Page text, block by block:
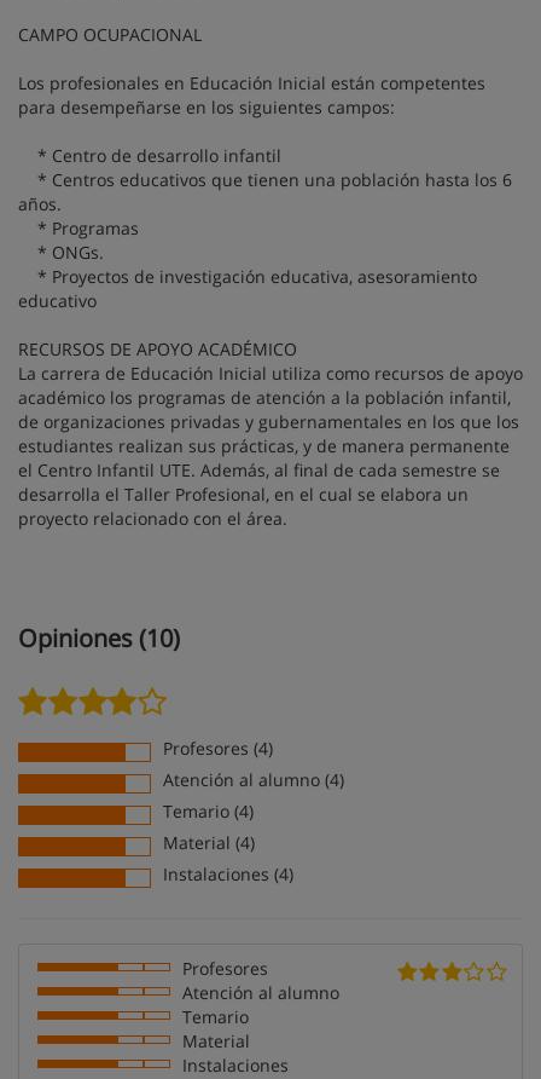
CAMPO OCUPACIONAL
Los profesionales en Educación Inicial están competentes
para desempeñarse en los siguientes campos:
* Centro de desarrollo infantil
* Centros educativos que tienen una población hasta los 6
años.
* Programas
* ONGs.
* Proyectos de investigación educativa, asesoramiento
educativo
RECURSOS DE APOYO ACADÉMICO
La carrera de Educación Inicial utiliza como recursos de apoyo
académico los programas de atención a la población infantil,
de organizaciones privadas y gubernamentales en los que los
estudiantes realizan sus prácticas, y de manera permanente
el Centro Infantil UTE. Además, al final de cada semestre se
desarrolla el Taller Profesional, en el cual se elabora un
proyecto relacionado con el área.
Opiniones (10)
Profesores (4)
Atención al alumno (4)
Temario (4)
Material (4)
Instalaciones (4)
Profesores
Atención al alumno
Temario
Material
Instalaciones